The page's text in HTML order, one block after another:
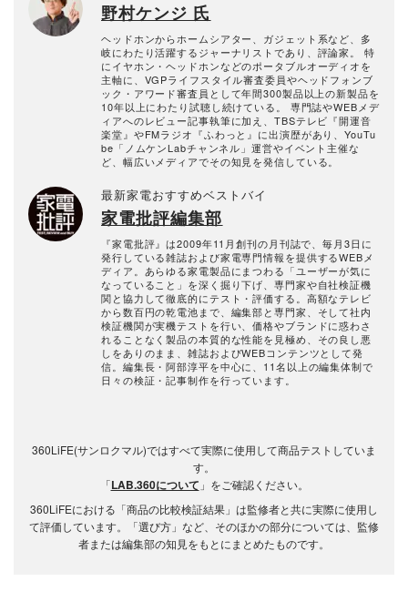
野村ケンジ 氏
ヘッドホンからホームシアター、ガジェット系など、多
岐にわたり活躍するジャーナリストであり、評論家。 特
にイヤホン・ヘッドホンなどのポータブルオーディオを
主軸に、VGPライフスタイル審査委員やヘッドフォンブ
ック・アワード審査員として年間300製品以上の新製品を
10年以上にわたり試聴し続けている。 専門誌やWEBメデ
ィアへのレビュー記事執筆に加え、TBSテレビ『開運音
楽堂』やFMラジオ『ふわっと』に出演歴があり、YouTu
be「ノムケンLabチャンネル」運営やイベント主催な
ど、幅広いメディアでその知見を発信している。
最新家電おすすめベストバイ
家電批評編集部
『家電批評』は2009年11月創刊の月刊誌で、毎月3日に
発行している雑誌および家電専門情報を提供するWEBメ
ディア。あらゆる家電製品にまつわる「ユーザーが気に
なっていること」を深く掘り下げ、専門家や自社検証機
関と協力して徹底的にテスト・評価する。高額なテレビ
から数百円の乾電池まで、編集部と専門家、そして社内
検証機関が実機テストを行い、価格やブランドに惑わさ
れることなく製品の本質的な性能を見極め、その良し悪
しをありのまま、雑誌およびWEBコンテンツとして発
信。編集長・阿部淳平を中心に、11名以上の編集体制で
日々の検証・記事制作を行っています。
360LiFE(サンロクマル)ではすべて実際に使用して商品テストしていま
す。
「LAB.360について 」をご確認ください。
360LiFEにおける「商品の比較検証結果」は監修者と共に実際に使用し
て評価しています。「選び方」など、そのほかの部分については、監修
者または編集部の知見をもとにまとめたものです。